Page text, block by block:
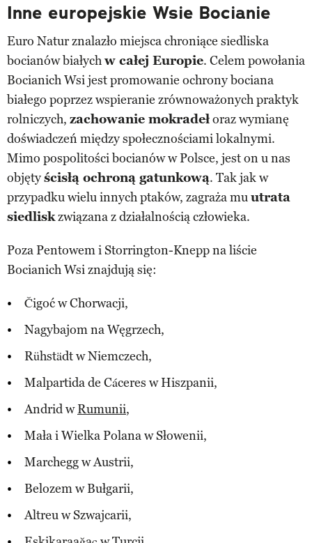
Inne europejskie Wsie Bocianie
Euro Natur znalazło miejsca chroniące siedliska
bocianów białychw całej Europie. Celem powołania
Bocianich Wsi jest promowanie ochrony bociana
białego poprzez wspieranie zrównoważonych praktyk
rolniczych, zachowanie mokradełoraz wymianę
doświadczeń między społecznościami lokalnymi.
Mimo pospolitości bocianów w Polsce, jest on u nas
objętyścisłą ochroną gatunkową. Tak jak w
przypadku wielu innych ptaków, zagraża muutrata
siedliskzwiązana z działalnością człowieka.
Poza Pentowem i Storrington-Knepp na liście
Bocianich Wsi znajdują się:
Čigoć w Chorwacji,
Nagybajom na Węgrzech,
Rühstädt w Niemczech,
Malpartida de Cáceres w Hiszpanii,
Andrid wRumunii,
Mała i Wielka Polana w Słowenii,
Marchegg w Austrii,
Belozem w Bułgarii,
Altreu w Szwajcarii,